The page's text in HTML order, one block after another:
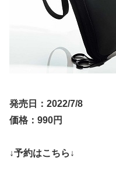
発売日：2022/7/8
価格：990円
↓予約はこちら↓